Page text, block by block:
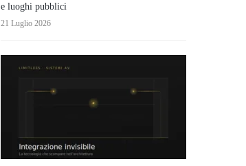
e luoghi pubblici
21 Luglio 2026